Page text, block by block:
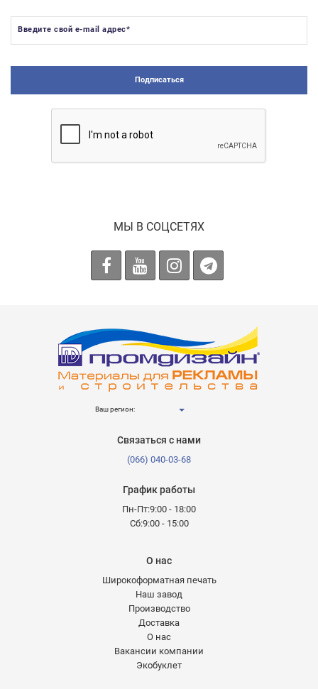
Введите свой e-mail адрес*
Подписаться
МЫ В СОЦСЕТЯХ
Ваш регион:
Связаться с нами
(066) 040-03-68
График работы
Пн-Пт:9:00 - 18:00
Сб:9:00 - 15:00
О нас
Широкоформатная печать
Наш завод
Производство
Доставка
О нас
Вакансии компании
Экобуклет